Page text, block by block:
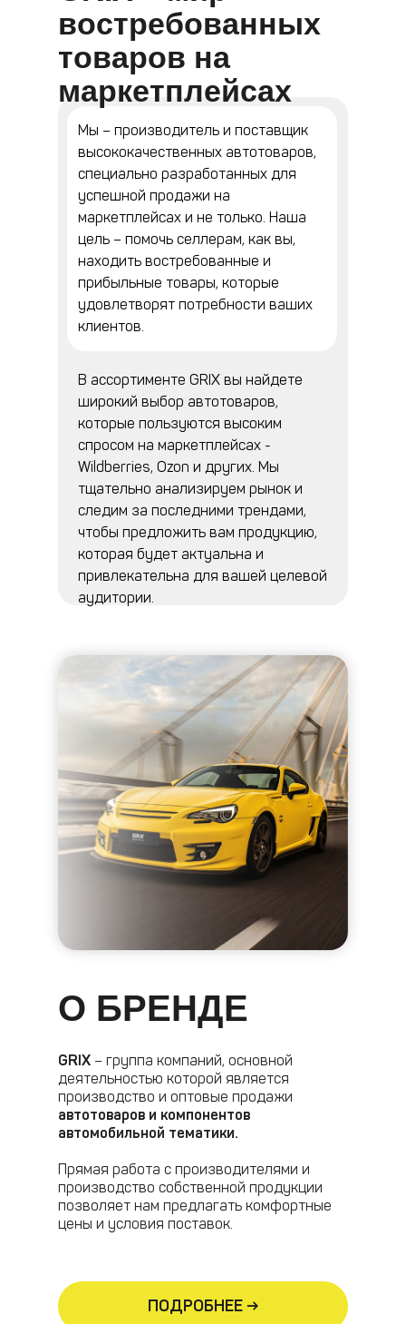
востребованных
товаров на
маркетплейсах
Мы – производитель и поставщик
высококачественных автотоваров,
специально разработанных для
успешной продажи на
маркетплейсах и не только. Наша
цель – помочь селлерам, как вы,
находить востребованные и
прибыльные товары, которые
удовлетворят потребности ваших
клиентов.
В ассортименте GRIX вы найдете
широкий выбор автотоваров,
которые пользуются высоким
спросом на маркетплейсах -
Wildberries, Ozon и других. Мы
тщательно анализируем рынок и
следим за последними трендами,
чтобы предложить вам продукцию,
которая будет актуальна и
привлекательна для вашей целевой
аудитории.
О БРЕНДЕ
GRIX – группа компаний, основной
деятельностью которой является
производство и оптовые продажи
автотоваров и компонентов
автомобильной тематики.
Прямая работа с производителями и
производство собственной продукции
позволяет нам предлагать комфортные
цены и условия поставок.
ПОДРОБНЕЕ →